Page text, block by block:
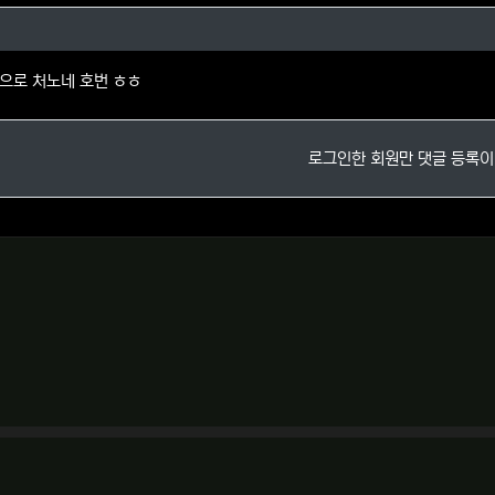
의 댓글
로 처노네 호번 ㅎㅎ
로그인한 회원만 댓글 등록